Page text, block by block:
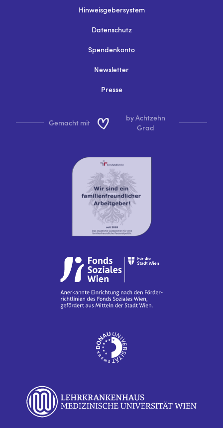
Hinweisgebersystem
Datenschutz
Spendenkonto
Newsletter
Presse
Gemacht mit
by Achtzehn
Grad